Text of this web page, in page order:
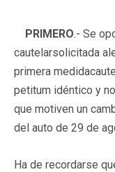
PRIMERO.- Se
cautelarsolicitada
primera
petitum idéntico y
que motiven un
del auto de 29 de
Ha de recordarse